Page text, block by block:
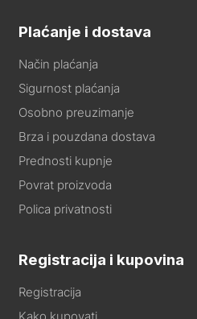
Plaćanje i dostava
Način plaćanja
Sigurnost plaćanja
Osobno preuzimanje
Brza i pouzdana dostava
Prednosti kupnje
Povrat proizvoda
Polica privatnosti
Registracija i kupovina
Registracija